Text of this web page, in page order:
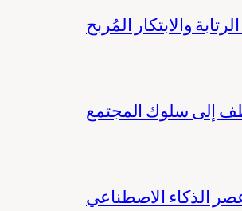
والابتكار المُربح
الذكاء الاصطناعي